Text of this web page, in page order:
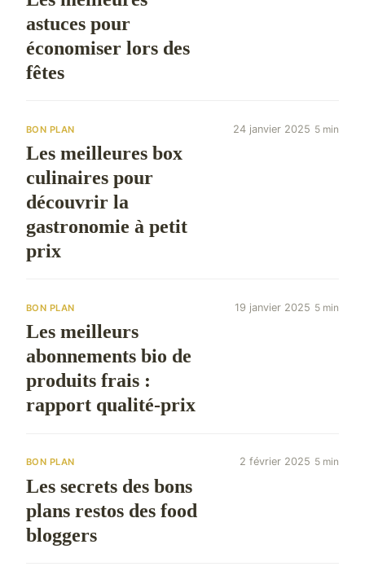
astuces pour
économiser lors des
fêtes
BON PLAN
Les meilleures box
culinaires pour
découvrir la
gastronomie à petit
prix
24 janvier 2025 5 min
BON PLAN
Les meilleurs
abonnements bio de
produits frais :
rapport qualité-prix
19 janvier 2025 5 min
BON PLAN
Les secrets des bons
plans restos des food
bloggers
2 février 2025 5 min